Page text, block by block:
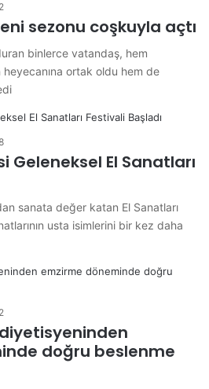
2
sezonu coşkuyla açtı
binlerce vatandaş, hem
ortak oldu hem de
Geleneksel El Sanatları
sanata değer katan El Sanatları
usta isimlerini bir kez daha
2
doğru beslenme